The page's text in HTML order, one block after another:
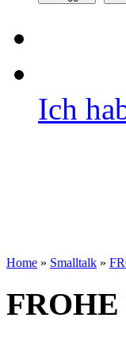
Ich
Home » Smalltalk »